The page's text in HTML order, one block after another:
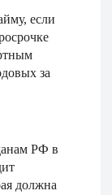
если
за
РФ в
должна